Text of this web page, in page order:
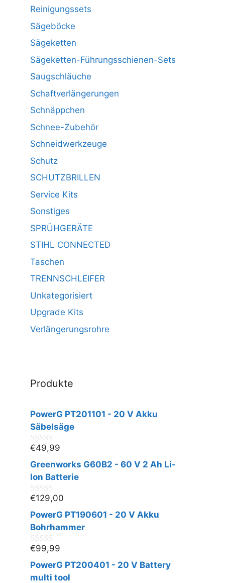
Reinigungssets
Sägeböcke
Sägeketten
Sägeketten-Führungsschienen-Sets
Saugschläuche
Schaftverlängerungen
Schnäppchen
Schnee-Zubehör
Schneidwerkzeuge
Schutz
SCHUTZBRILLEN
Service Kits
Sonstiges
SPRÜHGERÄTE
STIHL CONNECTED
Taschen
TRENNSCHLEIFER
Unkategorisiert
Upgrade Kits
Verlängerungsrohre
Produkte
PowerG PT201101 - 20 V Akku
Säbelsäge
0
v
o
n
€49,99
Greenworks G60B2 - 60 V 2 Ah Li-
Ion Batterie
0
v
o
n
€129,00
PowerG PT190601 - 20 V Akku
Bohrhammer
0
v
o
n
€99,99
PowerG PT200401 - 20 V Battery
multi tool